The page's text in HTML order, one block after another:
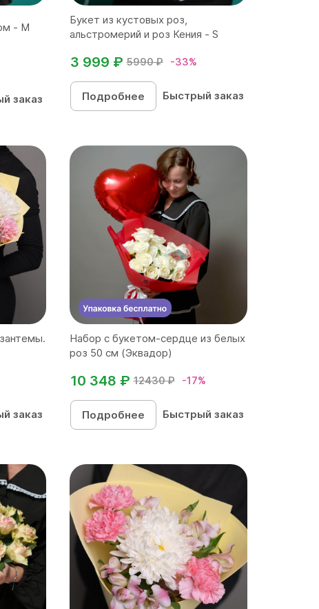
- М
заказ
Букет из кустовых роз,
альстромерий и роз Кения - S
5990 ₽ -33%
3 999 ₽
Подробнее Быстрый заказ
заказ
Набор с букетом-сердце из белых
роз 50 см (Эквадор)
12430 ₽ -17%
10 348 ₽
Подробнее Быстрый заказ